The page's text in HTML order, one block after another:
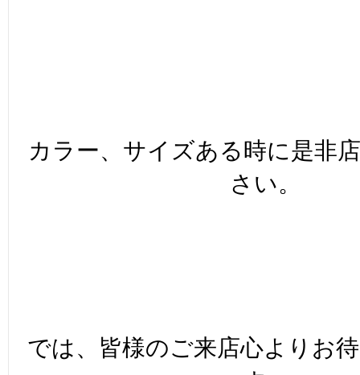
カラー、サイズある時に是非
さい。
では、皆様のご来店心よりお